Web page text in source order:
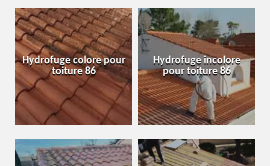
Hydrofuge colore pour
toiture 86
Hydrofuge incolore
pour toiture 86